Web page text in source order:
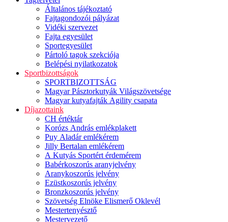
Általános tájékoztató
Fajtagondozói pályázat
Vidéki szervezet
Fajta egyesület
Sportegyesület
Pártoló tagok szekciója
Belépési nyilatkozatok
Sportbizottságok
SPORTBIZOTTSÁG
Magyar Pásztorkutyák Világszövetsége
Magyar kutyafajták Agility csapata
Díjazottaink
CH értéktár
Korózs András emlékplakett
Puy Aladár emlékérem
Jilly Bertalan emlékérem
A Kutyás Sportért érdemérem
Babérkoszorús aranyjelvény
Aranykoszorús jelvény
Ezüstkoszorús jelvény
Bronzkoszorús jelvény
Szövetség Elnöke Elismerő Oklevél
Mestertenyésztő
Mestervezető